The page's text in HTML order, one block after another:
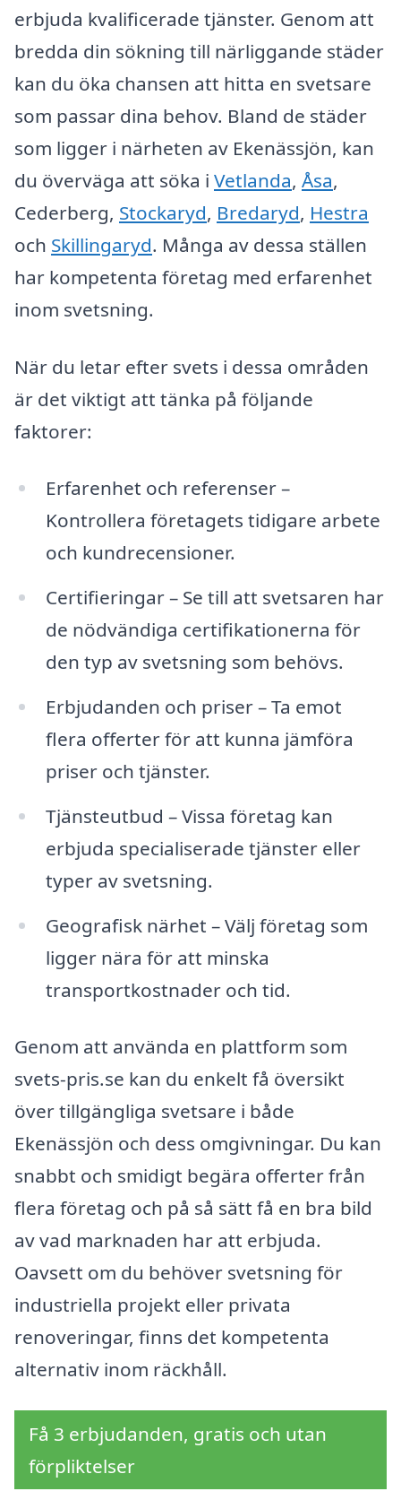
erbjuda kvalificerade tjänster. Genom att
bredda din sökning till närliggande städer
kan du öka chansen att hitta en svetsare
som passar dina behov. Bland de städer
som ligger i närheten av Ekenässjön, kan
du överväga att söka i Vetlanda, Åsa,
Cederberg, Stockaryd, Bredaryd, Hestra
och Skillingaryd. Många av dessa ställen
har kompetenta företag med erfarenhet
inom svetsning.
När du letar efter svets i dessa områden
är det viktigt att tänka på följande
faktorer:
Erfarenhet och referenser –
Kontrollera företagets tidigare arbete
och kundrecensioner.
Certifieringar – Se till att svetsaren har
de nödvändiga certifikationerna för
den typ av svetsning som behövs.
Erbjudanden och priser – Ta emot
flera offerter för att kunna jämföra
priser och tjänster.
Tjänsteutbud – Vissa företag kan
erbjuda specialiserade tjänster eller
typer av svetsning.
Geografisk närhet – Välj företag som
ligger nära för att minska
transportkostnader och tid.
Genom att använda en plattform som
svets-pris.se kan du enkelt få översikt
över tillgängliga svetsare i både
Ekenässjön och dess omgivningar. Du kan
snabbt och smidigt begära offerter från
flera företag och på så sätt få en bra bild
av vad marknaden har att erbjuda.
Oavsett om du behöver svetsning för
industriella projekt eller privata
renoveringar, finns det kompetenta
alternativ inom räckhåll.
Få 3 erbjudanden, gratis och utan
förpliktelser